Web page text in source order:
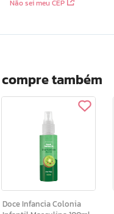
Não sei meu CEP
também
Doce Infancia Colonia